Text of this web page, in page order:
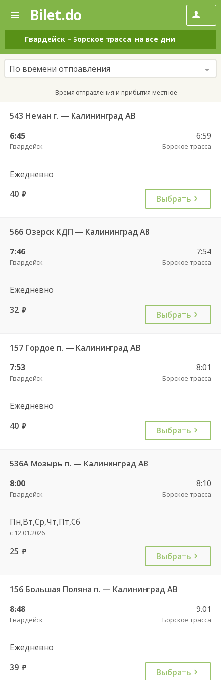
—
Поиск
и
покупка
билетов
на
автобус
онлайн
Bilet.do
Гвардейск – Борское трасса на все дни
По времени отправления
Время отправления и прибытия местное
543 Неман г. — Калининград АВ
6:45
Гвардейск
6:59
Борское трасса
Ежедневно
40 руб. Выбрать
566 Озерск КДП — Калининград АВ
7:46
Гвардейск
7:54
Борское трасса
Ежедневно
32 руб. Выбрать
157 Гордое п. — Калининград АВ
7:53
Гвардейск
8:01
Борское трасса
Ежедневно
40 руб. Выбрать
536А Мозырь п. — Калининград АВ
8:00
Гвардейск
8:10
Борское трасса
Пн,Вт,Ср,Чт,Пт,Сб
с 12.01.2026
25 руб. Выбрать
156 Большая Поляна п. — Калининград АВ
8:48
Гвардейск
9:01
Борское трасса
Ежедневно
39 руб. Выбрать